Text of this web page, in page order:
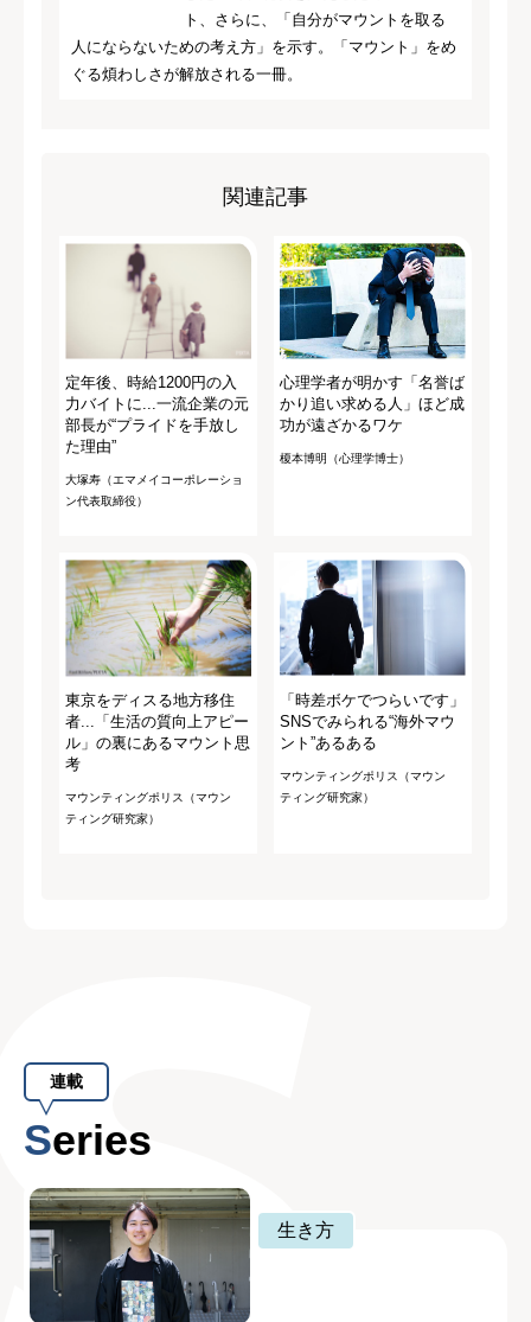
ト、さらに、「自分がマウントを取る
人にならないための考え方」を示す。「マウント」をめ
ぐる煩わしさが解放される一冊。
関連記事
定年後、時給1200円の入
力バイトに...一流企業の元
部長が“プライドを手放し
た理由”
大塚寿（エマメイコーポレーショ
ン代表取締役）
心理学者が明かす「名誉ば
かり追い求める人」ほど成
功が遠ざかるワケ
榎本博明（心理学博士）
東京をディスる地方移住
者...「生活の質向上アピー
ル」の裏にあるマウント思
考
マウンティングポリス（マウン
ティング研究家）
「時差ボケでつらいです」
SNSでみられる“海外マウ
ント”あるある
マウンティングポリス（マウン
ティング研究家）
連載
Series
生き方